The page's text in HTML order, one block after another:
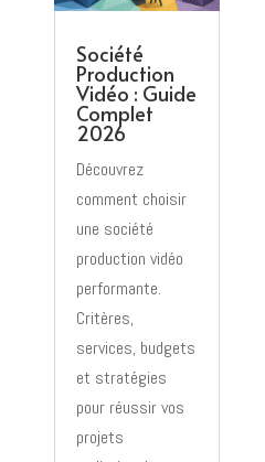
Société
Production
Vidéo : Guide
Complet
2026
Découvrez
comment choisir
une société
production vidéo
performante.
Critères,
services, budgets
et stratégies
pour réussir vos
projets